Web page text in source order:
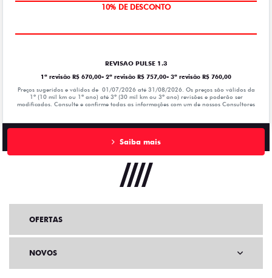
MÃO DE OBRA
REVISAO PULSE 1.3
1ª revisão R$ 670,00- 2ª revisão R$ 757,00- 3ª revisão R$ 760,00
Preços sugeridos e válidos de 01/07/2026 até 31/08/2026. Os preços são válidos da
1º (10 mil km ou 1ª ano) até 3º (30 mil km ou 3º ano) revisões e poderão ser
modificados. Consulte e confirme todas as informações com um de nossos Consultores
Saiba mais
OFERTAS
NOVOS